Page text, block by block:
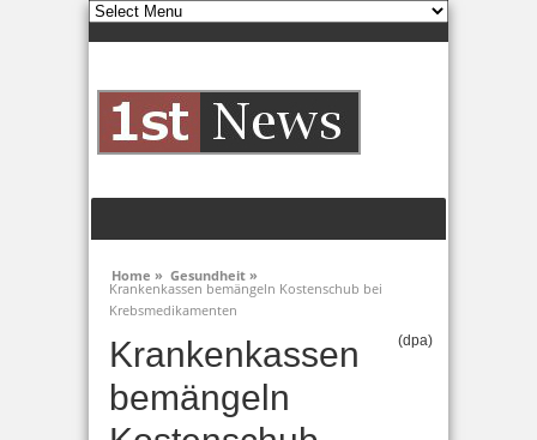
Home » Gesundheit »
Krankenkassen bemängeln Kostenschub bei
Krebsmedikamenten
Krankenkassen
bemängeln
(dpa)